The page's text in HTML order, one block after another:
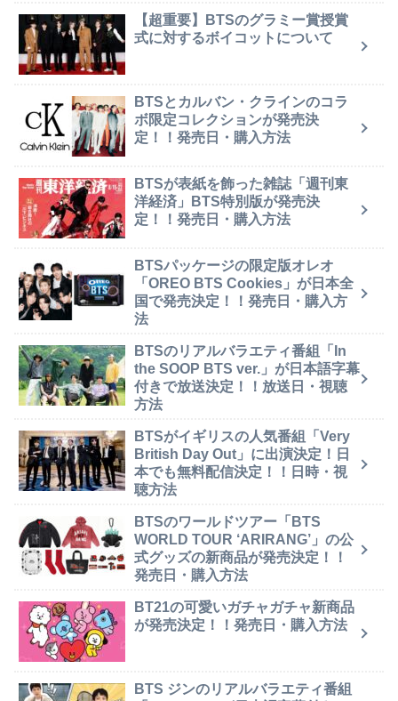
【超重要】BTSのグラミー賞授賞
式に対するボイコットについて
BTSとカルバン・クラインのコラ
ボ限定コレクションが発売決
定！！発売日・購入方法
BTSが表紙を飾った雑誌「週刊東
洋経済」BTS特別版が発売決
定！！発売日・購入方法
BTSパッケージの限定版オレオ
「OREO BTS Cookies」が日本全
国で発売決定！！発売日・購入方
法
BTSのリアルバラエティ番組「In
the SOOP BTS ver.」が日本語字幕
付きで放送決定！！放送日・視聴
方法
BTSがイギリスの人気番組「Very
British Day Out」に出演決定！日
本でも無料配信決定！！日時・視
聴方法
BTSのワールドツアー「BTS
WORLD TOUR ‘ARIRANG’」の公
式グッズの新商品が発売決定！！
発売日・購入方法
BT21の可愛いガチャガチャ新商品
が発売決定！！発売日・購入方法
BTS ジンのリアルバラエティ番組